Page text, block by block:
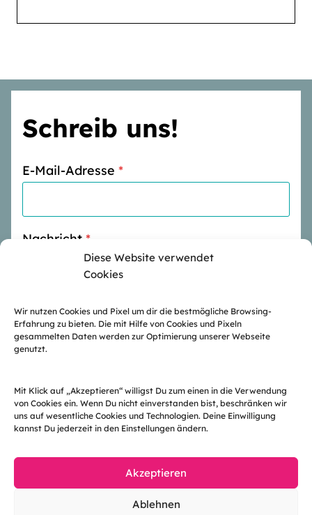
Diese Website verwendet
Cookies
Wir nutzen Cookies und Pixel um dir die bestmögliche Browsing-
Erfahrung zu bieten. Die mit Hilfe von Cookies und Pixeln
gesammelten Daten werden zur Optimierung unserer Webseite
genutzt.
Mit Klick auf „Akzeptieren“ willigst Du zum einen in die Verwendung
von Cookies ein. Wenn Du nicht einverstanden bist, beschränken wir
uns auf wesentliche Cookies und Technologien. Deine Einwilligung
kannst Du jederzeit in den Einstellungen ändern.
Akzeptieren
Ablehnen
Schreib uns!
E-Mail-Adresse *
Nachricht *